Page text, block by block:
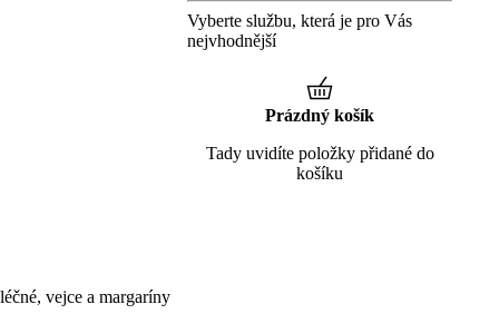
vejce a margaríny
Vyberte službu, která je pro Vás
nejvhodnější
Prázdný košík
Tady uvidíte položky přidané do
košíku